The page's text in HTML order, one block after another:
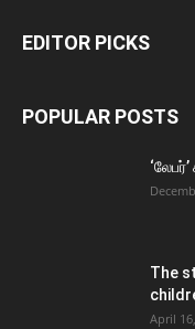
EDITOR PICKS
POPULAR POSTS
The
April